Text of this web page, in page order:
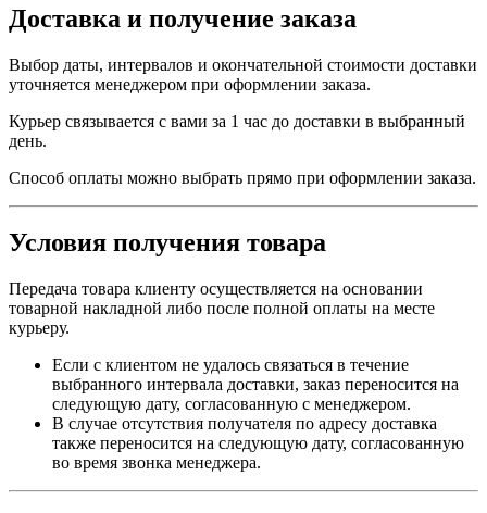
Доставка и получение заказа
Выбор даты, интервалов и окончательной стоимости доставки
уточняется менеджером при оформлении заказа.
Курьер связывается с вами за 1 час до доставки в выбранный
день.
Способ оплаты можно выбрать прямо при оформлении заказа.
Условия получения товара
Передача товара клиенту осуществляется на основании
товарной накладной либо после полной оплаты на месте
курьеру.
Если с клиентом не удалось связаться в течение
выбранного интервала доставки, заказ переносится на
следующую дату, согласованную с менеджером.
В случае отсутствия получателя по адресу доставка
также переносится на следующую дату, согласованную
во время звонка менеджера.